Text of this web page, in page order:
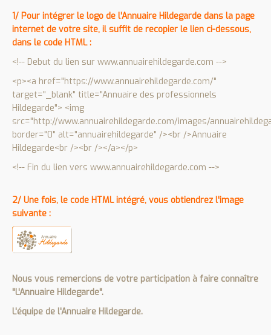
1/ Pour intégrer le logo de l'Annuaire Hildegarde dans la page
internet de votre site, il suffit de recopier le lien ci-dessous,
dans le code HTML :
<!-- Debut du lien sur www.annuairehildegarde.com -->
<p><a href="https://www.annuairehildegarde.com/"
target="_blank" title="Annuaire des professionnels
Hildegarde"> <img
src="http://www.annuairehildegarde.com/images/
border="0" alt="annuairehildegarde" /><br />Annuaire
Hildegarde<br /><br /></a></p>
<!-- Fin du lien vers www.annuairehildegarde.com -->
2/ Une fois, le code HTML intégré, vous obtiendrez l'image
suivante :
Nous vous remercions de votre participation à faire connaître
"L'Annuaire Hildegarde".
L'équipe de l'Annuaire Hildegarde.